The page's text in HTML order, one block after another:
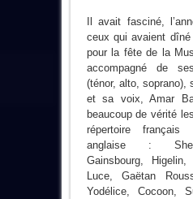
Il avait fasciné,
ceux qui avaient
pour la fête de la
accompagné de
(ténor, alto, soprano),
et sa voix, Amar
beaucoup de vérité
répertoire
anglaise :
Gainsbourg,
Luce, Gaëtan
Yodélice, Cocoon,